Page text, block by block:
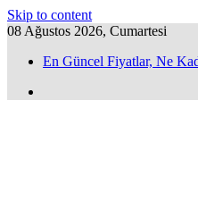
Skip to content
08 Ağustos 2026, Cumartesi
En Güncel Fiyatlar, Ne